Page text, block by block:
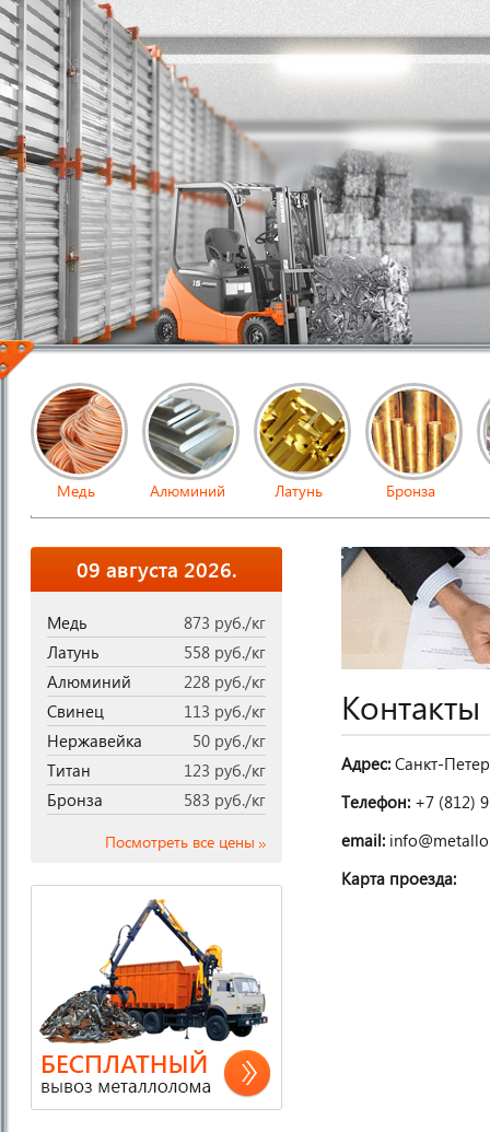
Медь Алюминий Латунь Бронза
09 августа 2026.
Медь
873 руб./кг
Латунь
558 руб./кг
Алюминий
228 руб./кг
Свинец
113 руб./кг
Нержавейка
50 руб./кг
Титан
123 руб./кг
Бронза
583 руб./кг
Посмотреть все цены
Контакты
Адрес: Санкт-
Телефон: +7 (812)
email:
Карта проезда: